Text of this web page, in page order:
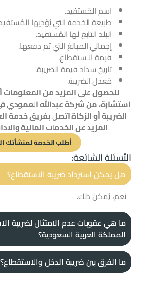
اسم المُستفيد.
طبيعة الخدمة التي يُؤديها
البلد التابع لها المُستفيد.
إجمالي المبالغ التي تم دفعها.
قيمة الاستقطاع.
تاريخ سداد قيمة الضريبة.
مُعدل الضريبة.
للحصول على المزيد من المعلومات
استشارة، من شركة عبدالله العمودي
الضريبةأوالزكاةاتصل بفريق خدمة
المزيد عن الخدماتالمالية
أطلب الخدمة لمنشأتك
الأسئلة الشائعة:
هل يمكن استرداد ضريبة الاستقطاع؟
نعم، يُمكن ذلك.
ما هي عقوبات عدم الامتثال لضريبة
المملكة العربية السعودية؟
ما الفرق بين ضريبة الدخل والاستقطاع؟